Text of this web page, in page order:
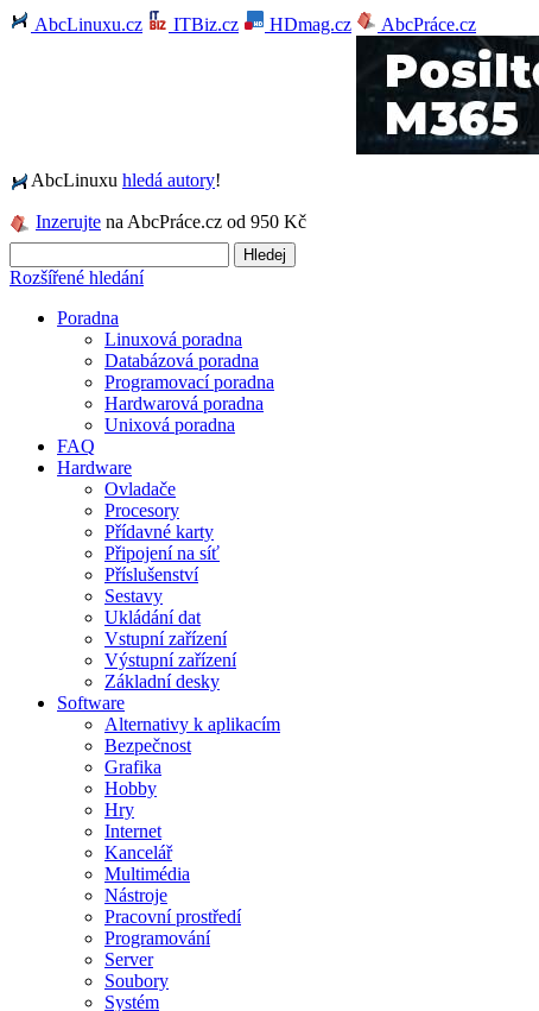
AbcLinuxu.cz ITBiz.cz HDmag.cz AbcPráce.cz
AbcLinuxu hledá autory!
Inzerujte na AbcPráce.cz od 950 Kč
Rozšířené hledání
Poradna
Linuxová poradna
Databázová poradna
Programovací poradna
Hardwarová poradna
Unixová poradna
FAQ
Hardware
Ovladače
Procesory
Přídavné karty
Připojení na síť
Příslušenství
Sestavy
Ukládání dat
Vstupní zařízení
Výstupní zařízení
Základní desky
Software
Alternativy k aplikacím
Bezpečnost
Grafika
Hobby
Hry
Internet
Kancelář
Multimédia
Nástroje
Pracovní prostředí
Programování
Server
Soubory
Systém